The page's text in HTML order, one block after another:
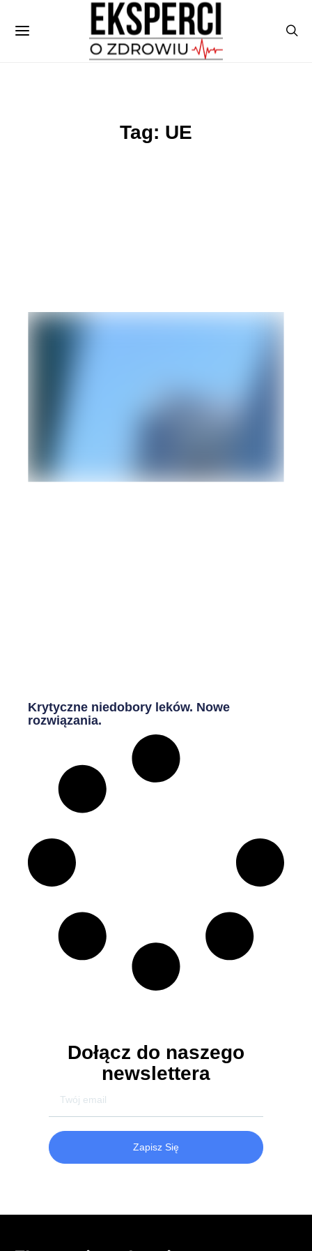
Tag: UE
Krytyczne niedobory leków. Nowe
rozwiązania.
Dołącz do naszego
newslettera
Zapisz Się